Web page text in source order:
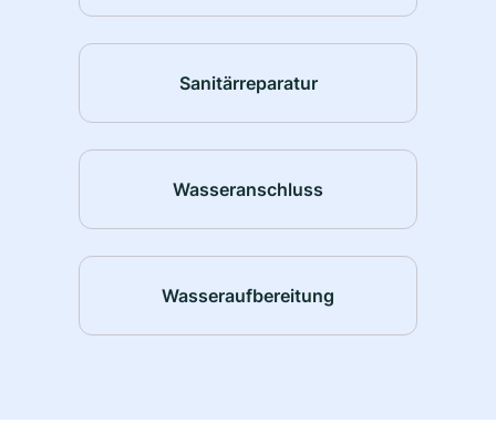
Sanitärreparatur
Wasseranschluss
Wasseraufbereitung